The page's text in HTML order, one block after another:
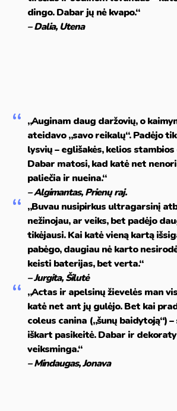
dingo. Dabar jų nė kvapo.“
– Dalia, Utena
„Auginam daug daržovių, o
ateidavo „savo reikalų“. Padėjo
lysvių – eglišakės, kelios stambios
Dabar matosi, kad katė net
paliečia ir nueina.“
– Algimantas, Prienų raj.
„Buvau nusipirkus ultragarsinį
nežinojau, ar veiks, bet padėjo
tikėjausi. Kai katė vieną kartą
pabėgo, daugiau nė karto
keisti baterijas, bet verta.“
– Jurgita, Šilutė
„Actas ir apelsinų žievelės man
katė net ant jų gulėjo. Bet kai
coleus canina („šunų baidytoją“)
iškart pasikeitė. Dabar ir
veiksminga.“
– Mindaugas, Jonava